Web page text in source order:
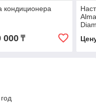
кондиционера
000₸